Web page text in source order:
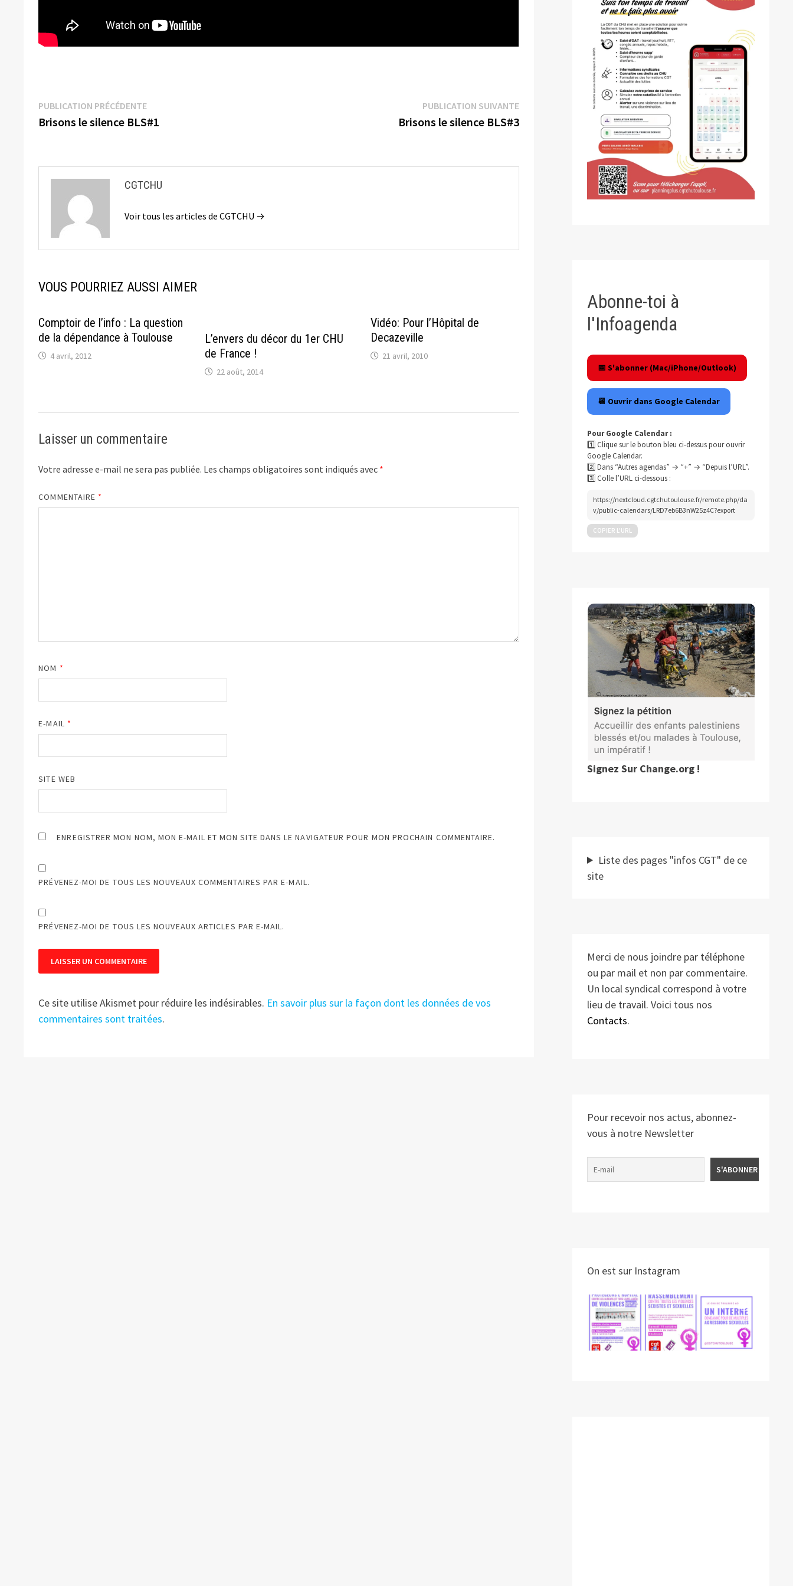
Navigation
de
PUBLICATION PRÉCÉDENTEPublication
précédente :
Brisons le silence BLS#1
PUBLICATION SUIVANTEPublication
suivante :
Brisons le silence BLS#3
CGTCHU
Voir tous les articles de CGTCHU →
VOUS POURRIEZ AUSSI AIMER
Comptoir de l’info : La question
de la dépendance à Toulouse
4 avril, 2012
L’envers du décor du 1er CHU
de France !
22 août, 2014
Vidéo: Pour l’Hôpital de
Decazeville
21 avril, 2010
Laisser un commentaire
Votre adresse e-mail ne sera pas publiée. Les champs obligatoires sont indiqués avec *
COMMENTAIRE *
NOM *
E-MAIL *
SITE WEB
ENREGISTRER MON NOM, MON E-MAIL ET MON SITE DANS LE NAVIGATEUR POUR MON PROCHAIN COMMENTAIRE.
PRÉVENEZ-MOI DE TOUS LES NOUVEAUX COMMENTAIRES PAR E-MAIL.
PRÉVENEZ-MOI DE TOUS LES NOUVEAUX ARTICLES PAR E-MAIL.
Ce site utilise Akismet pour réduire les indésirables. En savoir plus sur la façon dont les données de vos
commentaires sont traitées.
Abonne-toi à
l'Infoagenda
📅 S'abonner (Mac/iPhone/Outlook)
📆 Ouvrir dans Google Calendar
Pour Google Calendar :
1️⃣ Clique sur le bouton bleu ci-dessus pour ouvrir
Google Calendar.
2️⃣ Dans “Autres agendas” → “+” → “Depuis l’URL”.
3️⃣ Colle l’URL ci-dessous :
https://nextcloud.cgtchutoulouse.fr/remote.php/da
v/public-calendars/LRD7eb6B3nW25z4C?export
COPIER L’URL
Signez Sur Change.org !
Liste des pages "infos CGT" de ce
site
Merci de nous joindre par téléphone
ou par mail et non par commentaire.
Un local syndical correspond à votre
lieu de travail. Voici tous nos
Contacts.
Pour recevoir nos actus, abonnez-
vous à notre Newsletter
On est sur Instagram